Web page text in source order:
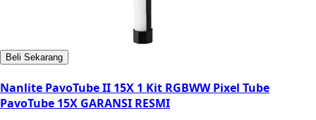
Beli Sekarang
Nanlite PavoTube II 15X 1 Kit RGBWW Pixel Tube
PavoTube 15X GARANSI RESMI